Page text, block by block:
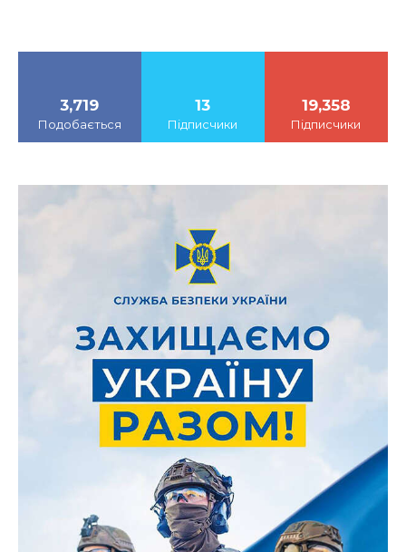
3,719
Подобається
13
Підписчики
19,358
Підписчики